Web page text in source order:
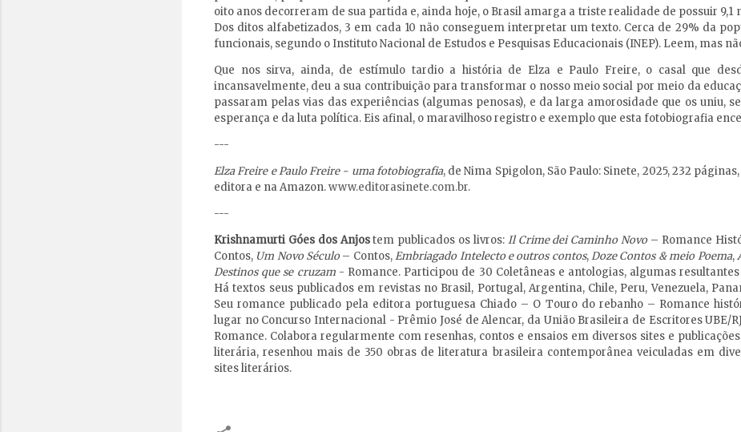
oito anos decorreram de sua partida e, ainda hoje, o Brasil amarga a triste realidade de possuir 9,1
Dos ditos alfabetizados, 3 em cada 10 não conseguem interpretar um texto. Cerca de 29% da
funcionais, segundo o Instituto Nacional de Estudos e Pesquisas Educacionais (INEP). Leem, mas
Que nos sirva, ainda, de estímulo tardio a história de Elza e Paulo Freire, o casal que
incansavelmente, deu a sua contribuição para transformar o nosso meio social por meio da
passaram pelas vias das experiências (algumas penosas), e da larga amorosidade que os uniu,
esperança e da luta política. Eis afinal, o maravilhoso registro e exemplo que esta fotobiografia
---
Elza Freire e Paulo Freire - uma fotobiografia, de Nima Spigolon, São Paulo: Sinete, 2025, 232
editora e na Amazon.www.editorasinete.com.br.
---
Krishnamurti Góes dos Anjostem publicados os livros: Il Crime dei Caminho Novo– Romance
Contos, Um Novo Século– Contos,Embriagado Intelecto e outros contos,Doze Contos & meio Poema,
Destinos que se cruzam- Romance. Participou de 30 Coletâneas e antologias, algumas
Há textos seus publicados em revistas no Brasil, Portugal, Argentina, Chile, Peru, Venezuela,
Seu romance publicado pela editora portuguesa Chiado – O Touro do rebanho – Romance
lugar no Concurso Internacional - Prêmio José de Alencar, da União Brasileira de Escritores UBE/
Romance. Colabora regularmente com resenhas, contos e ensaios em diversos sites e
literária, resenhou mais de 350 obras de literatura brasileira contemporânea veiculadas em
sites literários.